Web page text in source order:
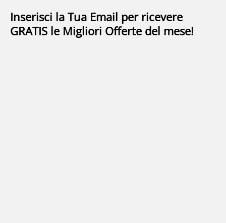
Inserisci la Tua Email per ricevere
GRATIS le Migliori Offerte del mese!